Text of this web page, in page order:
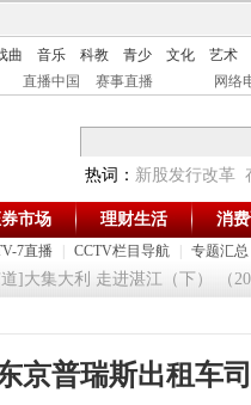
曲 音乐 科教 青少 文化
艺术
直播中国 赛事直播 网络
热词： 新股发行改革
7直播 CCTV栏目导航 专题汇总
市场 理财生活 消
]大集大利 走进湛江（下） （
京普瑞斯出租车